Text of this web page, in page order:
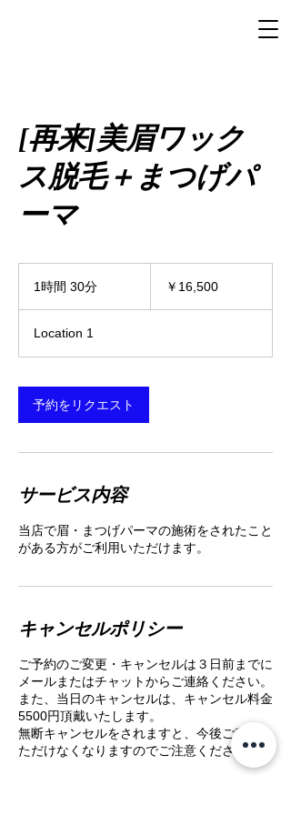
[再来]美眉ワック
ス脱毛＋まつげパ
ーマ
1時間 30分
分
￥16,500
Location 1
予約をリクエスト
サービス内容
当店で眉・まつげパーマの施術をされたこと
がある方がご利用いただけます。
キャンセルポリシー
ご予約のご変更・キャンセルは３日前までに
メールまたはチャットからご連絡ください。
また、当日のキャンセルは、キャンセル料金
5500円頂戴いたします。
無断キャンセルをされますと、今後ご利用い
ただけなくなりますのでご注意ください。